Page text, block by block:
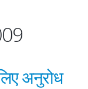
अनुरोध